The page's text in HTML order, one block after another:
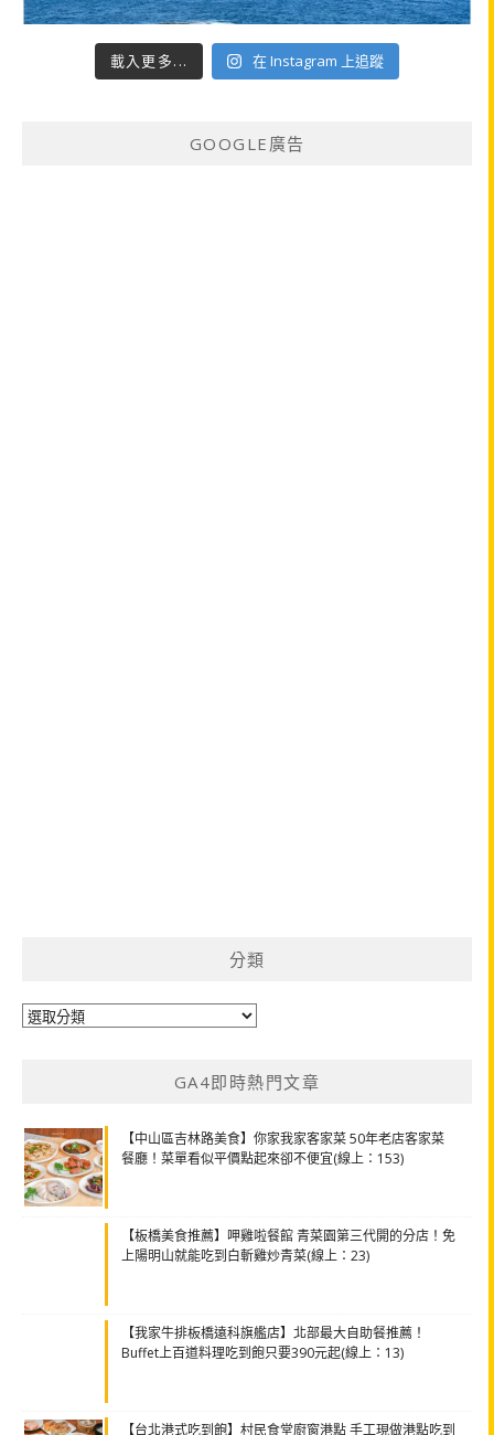
載入更多... 在 Instagram 上追蹤
GOOGLE廣告
分類
分
GA4即時熱門文章
【中山區吉林路美食】你家我家客家菜 50年老店客家菜
餐廳！菜單看似平價點起來卻不便宜(線上：153)
【板橋美食推薦】呷雞啦餐館 青菜園第三代開的分店！免
上陽明山就能吃到白斬雞炒青菜(線上：23)
【我家牛排板橋遠科旗艦店】北部最大自助餐推薦！
Buffet上百道料理吃到飽只要390元起(線上：13)
【台北港式吃到飽】村民食堂廚窗港點 手工現做港點吃到